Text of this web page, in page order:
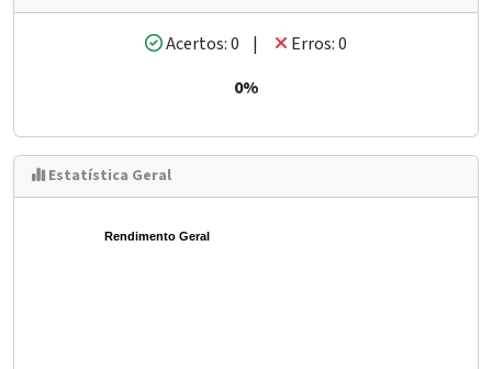
Acertos: 0 |
Erros: 0
0%
Estatística Geral
Rendimento Geral